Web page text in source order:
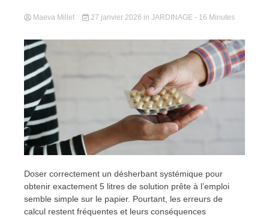
Maeva Millet 27 janvier 2026 in JARDINAGE - 16 Minutes
Doser correctement un désherbant systémique pour
obtenir exactement 5 litres de solution prête à l’emploi
semble simple sur le papier. Pourtant, les erreurs de
calcul restent fréquentes et leurs conséquences